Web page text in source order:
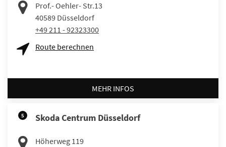
Prof.- Oehler- Str.13
40589 Düsseldorf
+49 211 - 92323300
Route berechnen
MEHR INFOS
5 Skoda Centrum Düsseldorf
Höherweg 119